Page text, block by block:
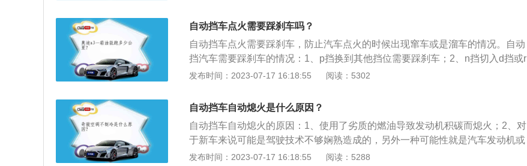
动机水温上升怠速稳定以后再行驶。自动挡就是不用驾驶者去手动换挡，车辆会
根据行驶的速度和交通情况自动选择合适的挡位行驶。一般的自动挡汽车上的挡
位共有六个位置，从上到下分别为：P、R、N、D、S、L。
自动挡车点火需要踩刹车吗？
自动挡车点火需要踩刹车，防止汽车点火的时候出现窜车或是溜车的情况。自动
挡汽车需要踩刹车的情况：1、p挡换到其他挡位需要踩刹车；2、n挡切入d挡或r
挡需要踩刹车。自动挡汽车挂挡的注意事项：1、要确保挡位在n挡或者p挡才可
沓；3、加速后加挡，减速后减挡；4、平直路面行驶用d挡；5、挡位在n、d、3
挡间切换不用按换挡按钮。
发布时间：2023-07-17 16:18:55 阅读：5302
自动挡车自动熄火是什么原因？
自动挡车自动熄火的原因：1、使用了劣质的燃油导致发动机积碳而熄火；2、对
于新车来说可能是驾驶技术不够娴熟造成的，另外一种可能性就是汽车发动机或
者油路的问题，但是对于新车来说，发动机本身的问题可能性较小，大部分的原
发布时间：2023-07-17 16:18:55 阅读：5288